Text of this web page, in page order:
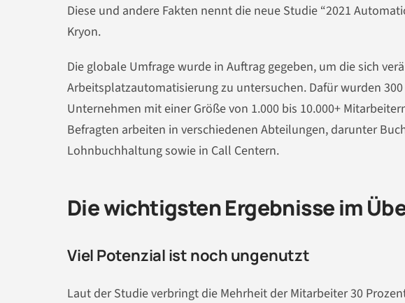
Diese und andere Fakten nennt die neue Studie “2021
Kryon.
Die globale Umfrage wurde in Auftrag gegeben, um die sich
Arbeitsplatzautomatisierung zu untersuchen. Dafür wurden
Unternehmen mit einer Größe von 1.000 bis 10.000+
Befragten arbeiten in verschiedenen Abteilungen, darunter
Lohnbuchhaltung sowie in Call Centern.
Die wichtigsten Ergebnisse im
Viel Potenzial ist noch ungenutzt
Laut der Studie verbringt die Mehrheit der Mitarbeiter 30